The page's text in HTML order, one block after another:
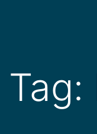
conteúdo
Tag: